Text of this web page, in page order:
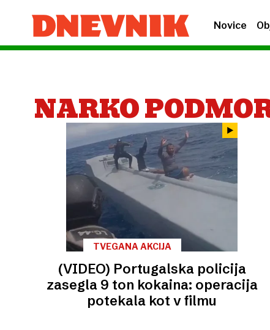
Novice
NARKO
TVEGANA AKCIJA
(VIDEO) Portugalska policija
zasegla 9 ton kokaina: operacija
potekala kot v filmu